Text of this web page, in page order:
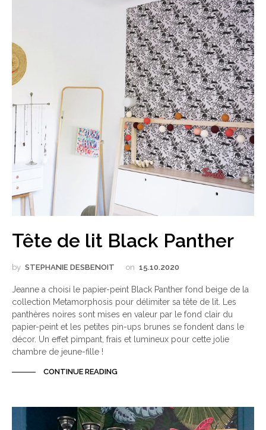
Tête de lit Black Panther
by STEPHANIE DESBENOIT on 15.10.2020
Jeanne a choisi le papier-peint Black Panther fond beige de la
collection Metamorphosis pour délimiter sa tête de lit. Les
panthères noires sont mises en valeur par le fond clair du
papier-peint et les petites pin-ups brunes se fondent dans le
décor. Un effet pimpant, frais et lumineux pour cette jolie
chambre de jeune-fille !
CONTINUE READING